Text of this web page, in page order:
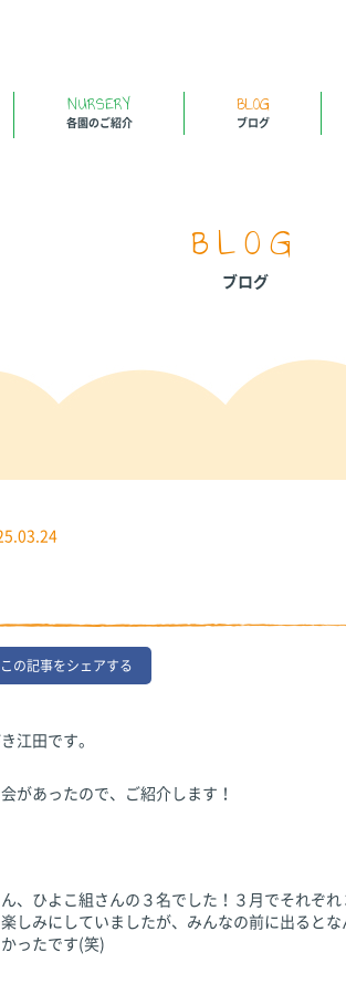
NURSERY
各園のご紹介
BLOG
ブログ
BLOG
ブログ
この記事をシェアする
江田です。
があったので、ご紹介します！
、ひよこ組さんの３名でした！３月でそれぞれ
しみにしていましたが、みんなの前に出ると
ったです(笑)